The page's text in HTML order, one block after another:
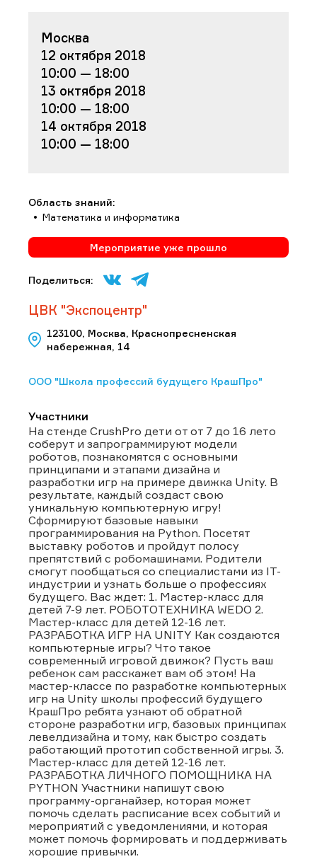
Москва
12 октября 2018
10:00 — 18:00
13 октября 2018
10:00 — 18:00
14 октября 2018
10:00 — 18:00
Область знаний:
Математика и информатика
Мероприятие уже прошло
Поделиться:
ЦВК "Экспоцентр"
123100, Москва, Краснопресненская
набережная, 14
ООО "Школа профессий будущего КрашПро"
Участники
На стенде CrushPro дети от от 7 до 16 лето
соберут и запрограммируют модели
роботов, познакомятся с основными
принципами и этапами дизайна и
разработки игр на примере движка Unity. В
результате, каждый создаст свою
уникальную компьютерную игру!
Сформируют базовые навыки
программирования на Python. Посетят
выставку роботов и пройдут полосу
препятствий с робомашинами. Родители
смогут пообщаться со специалистами из IT-
индустрии и узнать больше о профессиях
будущего. Вас ждет: 1. Мастер-класс для
детей 7-9 лет. РОБОТОТЕХНИКА WEDO 2.
Мастер-класс для детей 12-16 лет.
РАЗРАБОТКА ИГР НА UNITY Как создаются
компьютерные игры? Что такое
современный игровой движок? Пусть ваш
ребенок сам расскажет вам об этом! На
мастер-классе по разработке компьютерных
игр на Unity школы профессий будущего
КрашПро ребята узнают об обратной
стороне разработки игр, базовых принципах
левелдизайна и тому, как быстро создать
работающий прототип собственной игры. 3.
Мастер-класс для детей 12-16 лет.
РАЗРАБОТКА ЛИЧНОГО ПОМОЩНИКА НА
PYTHON Участники напишут свою
программу-органайзер, которая может
помочь сделать расписание всех событий и
мероприятий с уведомлениями, и которая
может помочь формировать и поддерживать
хорошие привычки.